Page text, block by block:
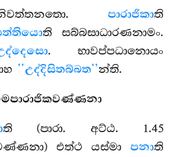
පාරාජිකාති
ති සබ්බසාධාරණනාමං.
. භාවප්පධානොයං
‘‘උද්දිසිතබ්බත’’න්ති.
ති (පාරා. අට්ඨ. 1.45
එත්ථ යස්මා පනාති